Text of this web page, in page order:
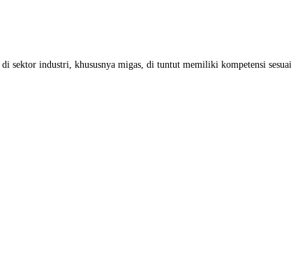
sektor industri, khususnya migas, di tuntut memiliki kompetensi